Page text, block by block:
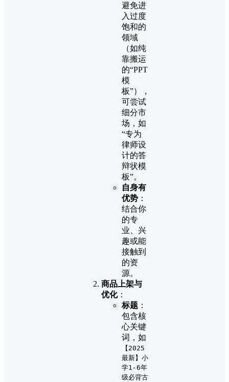
避免进
入过度
饱和的
领域
（如纯
靠搬运
的“PPT
模
板”），
可尝试
细分市
场，如
“专为
律师设
计的答
辩状模
板”。
自身有
优势 ：
结合你
的专
业、兴
趣或能
接触到
的资
源。
商品上架与
优化：
标题 ：
包含核
心关键
词，如
【2025
最新】小
学1-6年
级必背古